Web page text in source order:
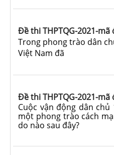
Đề thi THPTQG-2021-mã
Trong phong trào dân
Việt Nam đã
Đề thi THPTQG-2021-mã
Cuộc vận động dân chủ
một phong trào cách
do nào sau đây?